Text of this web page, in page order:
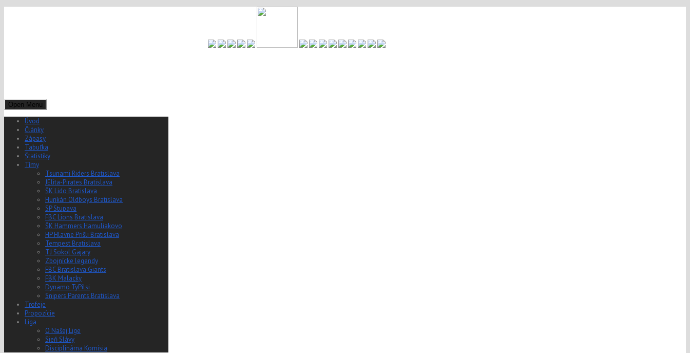
Open Menu
Úvod
Články
Zápasy
Tabuľka
Štatistiky
Tímy
Tsunami Riders Bratislava
JElita-Pirates Bratislava
ŠK Lido Bratislava
Hurikán Oldboys Bratislava
SP Stupava
FBC Lions Bratislava
ŠK Hammers Hamuliakovo
HP Hlavne Prišli Bratislava
Tempest Bratislava
TJ Sokol Gajary
Zbojnícke legendy
FBC Bratislava Giants
FBK Malacky
Dynamo TyPilsi
Snipers Parents Bratislava
Trofeje
Propozície
Liga
O Našej Lige
Sieň Slávy
Disciplinárna Komisia